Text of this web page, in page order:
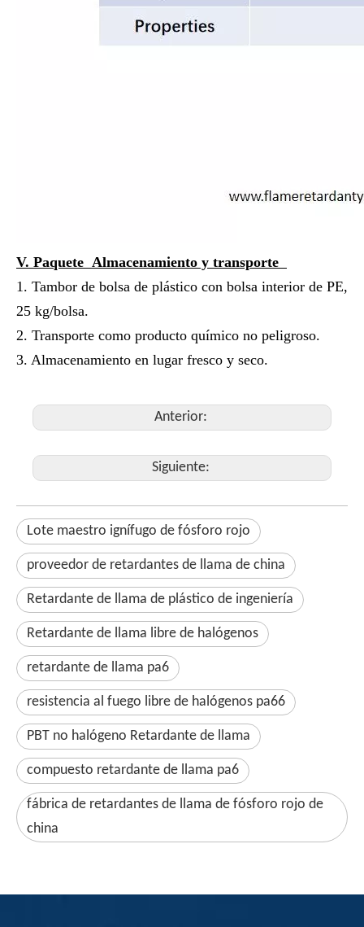
V. Paquete Almacenamiento y transporte
1. Tambor de bolsa de plástico con bolsa interior de PE,
25 kg/bolsa.
2. Transporte como producto químico no peligroso.
3. Almacenamiento en lugar fresco y seco.
Anterior:
Siguiente:
Lote maestro ignífugo de fósforo rojo
proveedor de retardantes de llama de china
Retardante de llama de plástico de ingeniería
Retardante de llama libre de halógenos
retardante de llama pa6
resistencia al fuego libre de halógenos pa66
PBT no halógeno Retardante de llama
compuesto retardante de llama pa6
fábrica de retardantes de llama de fósforo rojo de
china